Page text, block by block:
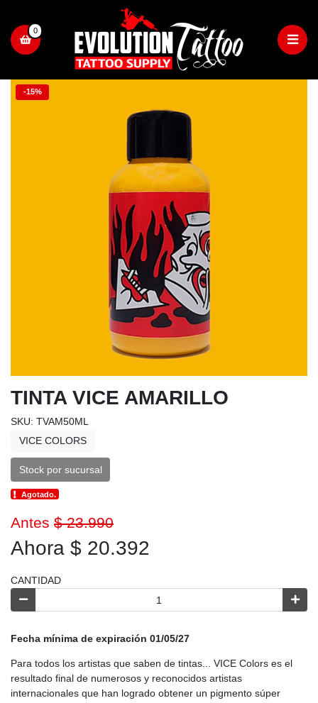
0
-15%
TINTA VICE AMARILLO
SKU: TVAM50ML
VICE COLORS
Stock por sucursal
Agotado.
Antes $ 23.990
Ahora $ 20.392
CANTIDAD
Fecha mínima de expiración 01/05/27
Para todos los artistas que saben de tintas... VICE Colors es el
resultado final de numerosos y reconocidos artistas
internacionales que han logrado obtener un pigmento súper